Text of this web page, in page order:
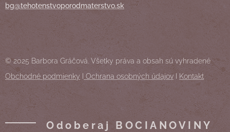
bg@tehotenstvoporodmaterstvo.sk
© 2025 Barbora Gráčová. Všetky práva a obsah sú vyhradené
Obchodné podmienky I Ochrana osobných údajov I Kontakt
Odoberaj BOCIANOVINY